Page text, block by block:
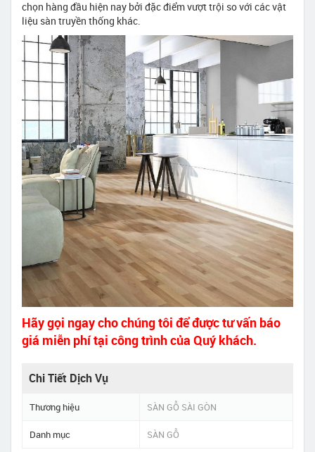
chọn hàng đầu hiện nay bởi đặc điểm vượt trội so với các vật
liệu sàn truyền thống khác.
Hãy gọi ngay cho chúng tôi để được tư vấn báo
giá miễn phí tại công trình của Quý khách.
Chi Tiết Dịch Vụ
Thương hiệu SÀN GỖ SÀI GÒN
Danh mục SÀN GỖ